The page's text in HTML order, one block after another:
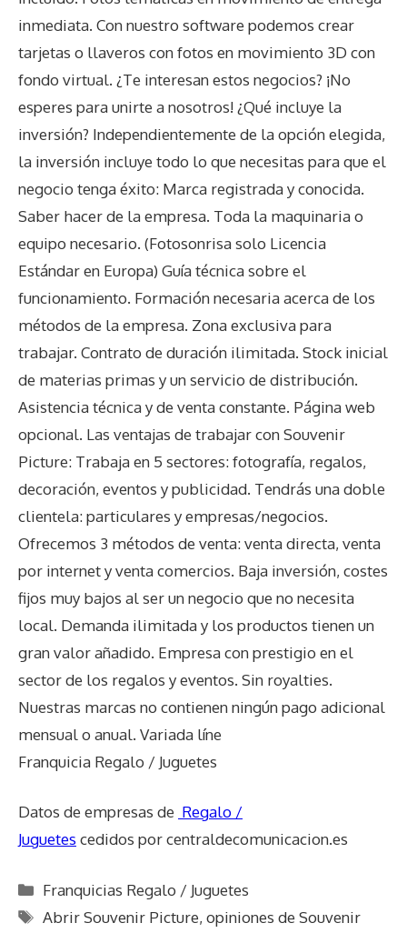
inmediata. Con nuestro software podemos crear
tarjetas o llaveros con fotos en movimiento 3D con
fondo virtual. ¿Te interesan estos negocios? ¡No
esperes para unirte a nosotros! ¿Qué incluye la
inversión? Independientemente de la opción elegida,
la inversión incluye todo lo que necesitas para que el
negocio tenga éxito: Marca registrada y conocida.
Saber hacer de la empresa. Toda la maquinaria o
equipo necesario. (Fotosonrisa solo Licencia
Estándar en Europa) Guía técnica sobre el
funcionamiento. Formación necesaria acerca de los
métodos de la empresa. Zona exclusiva para
trabajar. Contrato de duración ilimitada. Stock inicial
de materias primas y un servicio de distribución.
Asistencia técnica y de venta constante. Página web
opcional. Las ventajas de trabajar con Souvenir
Picture: Trabaja en 5 sectores: fotografía, regalos,
decoración, eventos y publicidad. Tendrás una doble
clientela: particulares y empresas/negocios.
Ofrecemos 3 métodos de venta: venta directa, venta
por internet y venta comercios. Baja inversión, costes
fijos muy bajos al ser un negocio que no necesita
local. Demanda ilimitada y los productos tienen un
gran valor añadido. Empresa con prestigio en el
sector de los regalos y eventos. Sin royalties.
Nuestras marcas no contienen ningún pago adicional
mensual o anual. Variada líne
Franquicia Regalo / Juguetes
Datos de empresas de Regalo /
Juguetes cedidos por centraldecomunicacion.es
Categorías
Franquicias Regalo / Juguetes
Etiquetas
Abrir Souvenir Picture,opiniones de Souvenir